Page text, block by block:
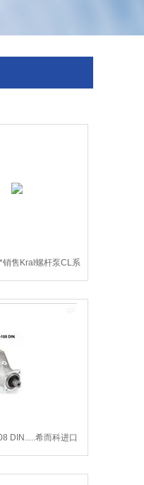
销售Kral螺杆泵CL系
列
DIN.....希而科进口
012-108 DIN系列